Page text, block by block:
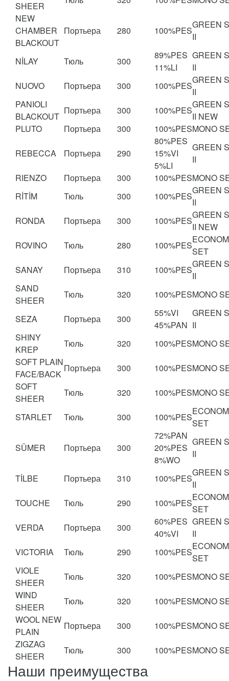
SHEER
NEW
CHAMBER
BLACKOUT
Портьера 280 100%PES
GREEN
II
NİLAY Тюль 300
89%PES
11%LI
GREEN
II
NUOVO
Портьера 300 100%PES
GREEN
II
PANIOLI
BLACKOUT
Портьера 300 100%PES
GREEN
II NEW
PLUTO
Портьера 300 100%PESMONO
REBECCA Портьера 290
80%PES
15%VI
5%LI
GREEN
II
RIENZO
Портьера 300 100%PESMONO
RİTİM
Тюль 300 100%PES
GREEN
II
RONDA
Портьера 300 100%PES
GREEN
II NEW
ROVINO
Тюль 280 100%PES
SET
SANAY
Портьера 310 100%PES
GREEN
II
SAND
SHEER
Тюль 320 100%PESMONO
SEZA Портьера 300
55%VI
45%PAN
GREEN
II
SHINY
KREP
Тюль 320 100%PESMONO
SOFT PLAIN
FACE/BACK
Портьера 300 100%PESMONO
SOFT
SHEER
Тюль 320 100%PESMONO
STARLET Тюль 300 100%PES
SET
SÜMER Портьера 300
72%PAN
20%PES
8%WO
GREEN
II
TİLBE Портьера 310 100%PES
GREEN
II
TOUCHE
Тюль 290 100%PES
SET
VERDA
Портьера 300
60%PES
40%VI
GREEN
II
VICTORIA
Тюль 290 100%PES
SET
VIOLE
SHEER
Тюль 320 100%PESMONO
WIND
SHEER
Тюль 320 100%PESMONO
WOOL NEW
PLAIN
Портьера 300 100%PESMONO
ZIGZAG
SHEER
Тюль 300 100%PESMONO
Наши преимущества